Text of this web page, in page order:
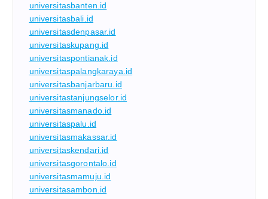
universitasbanten.id
universitasbali.id
universitasdenpasar.id
universitaskupang.id
universitaspontianak.id
universitaspalangkaraya.id
universitasbanjarbaru.id
universitastanjungselor.id
universitasmanado.id
universitaspalu.id
universitasmakassar.id
universitaskendari.id
universitasgorontalo.id
universitasmamuju.id
universitasambon.id